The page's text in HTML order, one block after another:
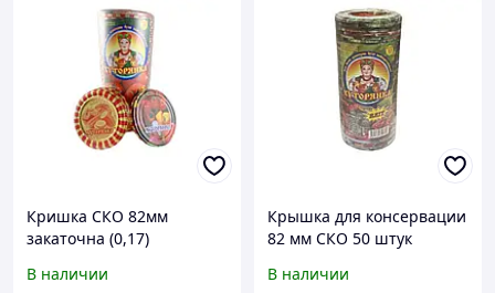
Кришка СКО 82мм
закаточна (0,17)
(лак/лак) ТМ АВЕСТА
В наличии
Крышка для консервации
82 мм СКО 50 штук
В наличии